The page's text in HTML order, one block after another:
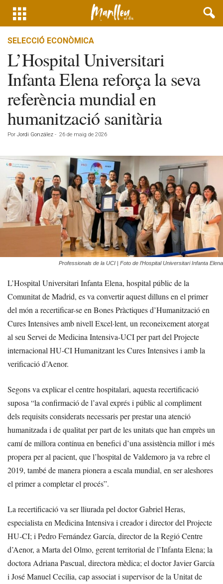
SELECCIÓ ECONÒMICA
L’Hospital Universitari
Infanta Elena reforça la seva
referència mundial en
humanització sanitària
Por Jordi González - 26 de maig de 2026
Professionals de la UCI | Foto de l’Hospital Universitari Infanta Elena
L’Hospital Universitari Infanta Elena, hospital públic de la
Comunitat de Madrid, es va convertir aquest dilluns en el primer
del món a recertificar-se en Bones Pràctiques d’Humanització en
Cures Intensives amb nivell Excel·lent, un reconeixement atorgat
al seu Servei de Medicina Intensiva-UCI per part del Projecte
internacional HU-CI Humanitzant les Cures Intensives i amb la
verificació d’Aenor.
Segons va explicar el centre hospitalari, aquesta recertificació
suposa “la confirmació de l’aval exprés i públic al compliment
dels requisits considerats necessaris per prestar una atenció
humanitzada i de qualitat per part de les unitats que han emprès un
camí de millora contínua en benefici d’una assistència millor i més
propera per al pacient, que l’hospital de Valdemoro ja va rebre el
2019, també de manera pionera a escala mundial, en ser aleshores
el primer a completar el procés”.
La recertificació va ser lliurada pel doctor Gabriel Heras,
especialista en Medicina Intensiva i creador i director del Projecte
HU-CI; i Pedro Fernández García, director de la Regió Centre
d’Aenor, a Marta del Olmo, gerent territorial de l’Infanta Elena; la
doctora Adriana Pascual, directora mèdica; el doctor Javier García
i José Manuel Cecilia, cap associat i supervisor de la Unitat de